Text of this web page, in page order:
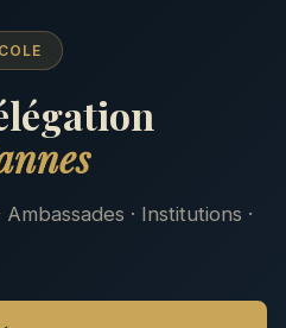
· Institutions ·